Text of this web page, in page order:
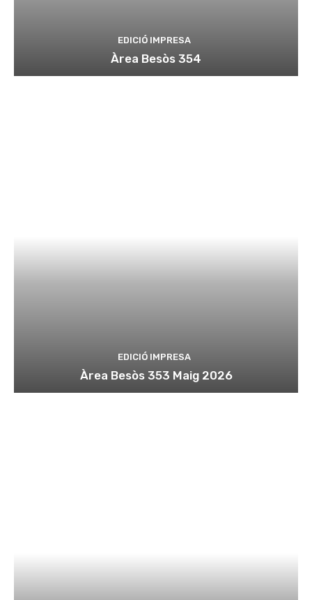
EDICIÓ IMPRESA
Àrea Besòs 354
EDICIÓ IMPRESA
Àrea Besòs 353 Maig 2026